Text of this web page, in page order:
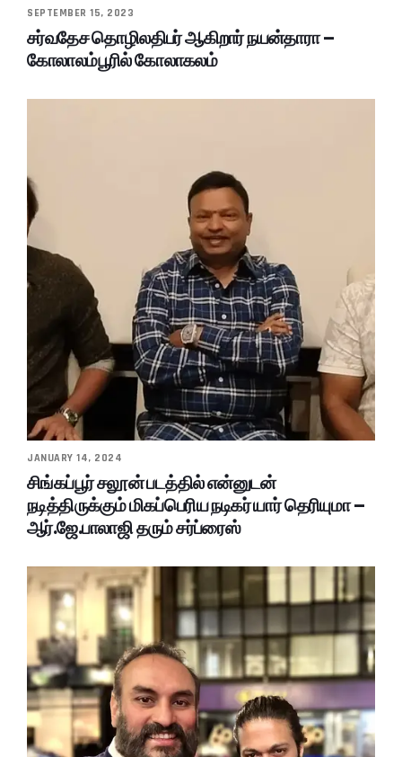
SEPTEMBER 15, 2023
சர்வதேச தொழிலதிபர் ஆகிறார் நயன்தாரா –
கோலாலம்பூரில் கோலாகலம்
JANUARY 14, 2024
சிங்கப்பூர் சலூன் படத்தில் என்னுடன்
நடித்திருக்கும் மிகப்பெரிய நடிகர் யார் தெரியுமா –
ஆர்.ஜே.பாலாஜி தரும் சர்ப்ரைஸ்